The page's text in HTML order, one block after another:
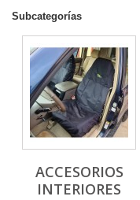
Subcategorías
ACCESORIOS
INTERIORES